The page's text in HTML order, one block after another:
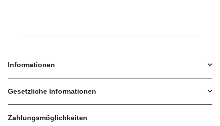
Informationen
Gesetzliche Informationen
Zahlungsmöglichkeiten